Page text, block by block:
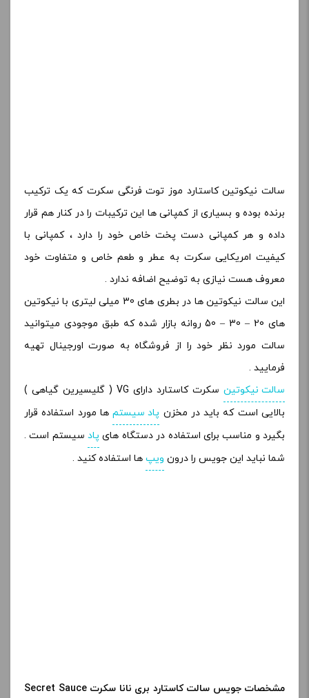
سالت نیکوتین کاستارد موز توت فرنگی سکرت که یک ترکیب
برنده بوده و بسیاری از کمپانی ها این ترکیبات را در کنار هم قرار
داده و هر کمپانی دست پخت خاص خود را دارد ، کمپانی با
کیفیت امریکایی سکرت به عطر و طعم خاص و متفاوت خود
معروف هست نیازی به توضیح اضافه ندارد .
این سالت نیکوتین ها در بطری های 30 میلی لیتری با نیکوتین
های 20 – 30 – 50 روانه بازار شده که طبق موجودی میتوانید
سالت مورد نظر خود را از فروشگاه به صورت اورجینال تهیه
فرمایید .
سالت نیکوتین
سکرت کاستارد دارای VG ( گلیسیرین گیاهی )
بالایی است که باید در مخزن پاد سیستمها مورد استفاده قرار
بگیرد و مناسب برای استفاده در دستگاه های پادسیستم است .
شما نباید این جویس را درون ویپ ها استفاده کنید .
مشخصات جویس سالت کاستارد بری نانا سکرت Secret Sauce